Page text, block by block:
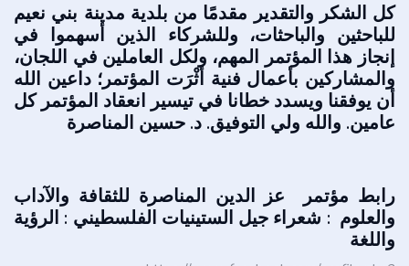
كل الشكر والتقدير مقدمًا من بلدية مدينة بني نعيم
للباحثين والباحثات، وللشركاء الذين أسهموا في
إنجاز هذا المؤتمر المهم، ولكل العاملين في اللجان،
والمشاركين بأعمال فنية أثْرَت المؤتمر؛ داعين الله
أن يوفقنا ويسدد خطانا في تيسير انعقاد المؤتمر كل
عامين. والله ولي التوفيق. د. حسين المناصرة
رابط مؤتمر عز الدين المناصرة للثقافة والآداب
والعلوم : شعراء جيل الستينيات الفلسطيني : الرؤية
واللغة